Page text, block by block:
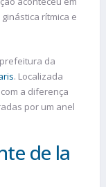
rítmica e
da
. Localizada
a diferença
por um anel
de la